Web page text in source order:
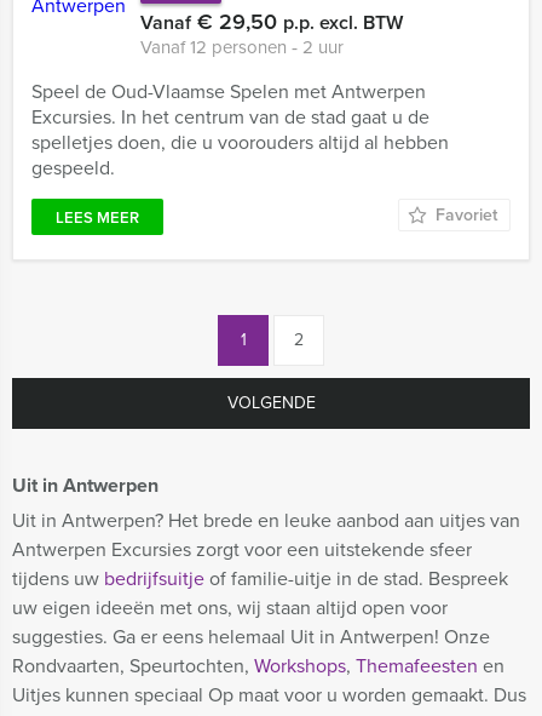
Uit in Antwerpen
Uit in Antwerpen? Het brede en leuke aanbod aan uitjes van
Antwerpen Excursies zorgt voor een uitstekende sfeer
tijdens uw bedrijfsuitjeof familie-uitje in de stad. Bespreek
uw eigen ideeën met ons, wij staan altijd open voor
suggesties. Ga er eens helemaal Uit in Antwerpen! Onze
Rondvaarten, Speurtochten, Workshops, Themafeesten en
Uitjes kunnen speciaal Op maat voor u worden gemaakt. Dus
Vanaf€ 29,50 p.p. excl. BTW
Vanaf 12 personen ‐ 2 uur
Speel de Oud-Vlaamse Spelen met Antwerpen
Excursies. In het centrum van de stad gaat u de
spelletjes doen, die u voorouders altijd al hebben
gespeeld.
LEES MEER Favoriet
1 2
VOLGENDE